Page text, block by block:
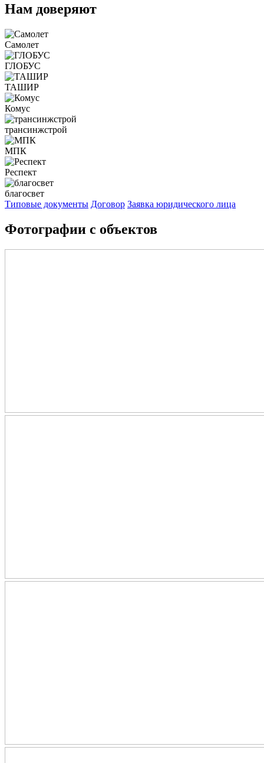
Нам доверяют
Самолет
ГЛОБУС
ТАШИР
Комус
трансинжстрой
МПК
Респект
благосвет
Типовые документы Договор Заявка юридического лица
Фотографии с объектов